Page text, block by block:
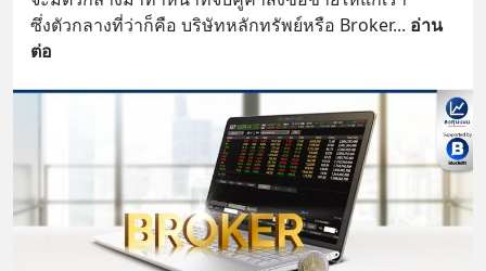
ซึ่งตัวกลางที่ว่าก็คือ บริษัทหลักทรัพย์หรือ Broker... อ่าน
ต่อ